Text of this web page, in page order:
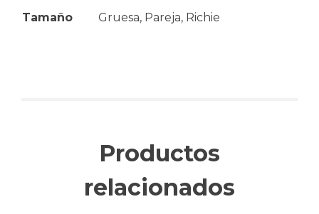
Tamaño Gruesa, Pareja, Richie
Productos
relacionados